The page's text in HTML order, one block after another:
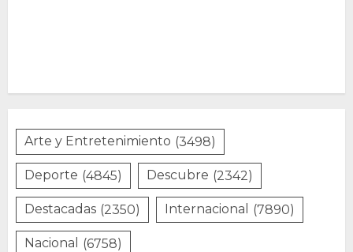
Arte y Entretenimiento (3498)
Deporte (4845) Descubre (2342)
Destacadas (2350) Internacional (7890)
Nacional (6758)